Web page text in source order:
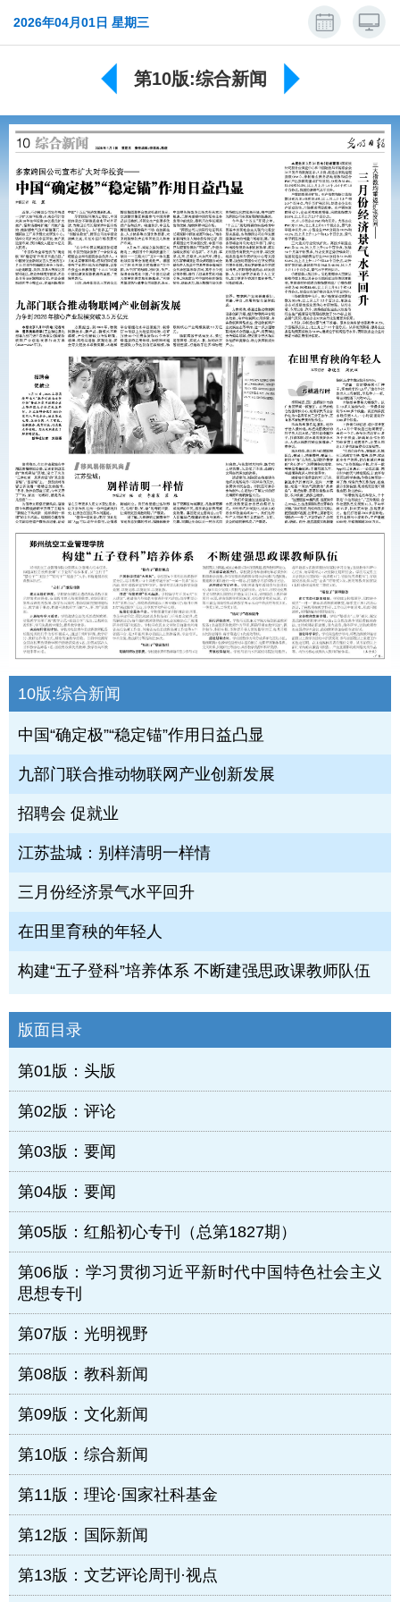
2026年04月01日 星期三
第10版:综合新闻
10版:综合新闻
中国“确定极”“稳定锚”作用日益凸显
九部门联合推动物联网产业创新发展
招聘会 促就业
江苏盐城：别样清明一样情
三月份经济景气水平回升
在田里育秧的年轻人
构建“五子登科”培养体系 不断建强思政课教师队伍
版面目录
第01版：头版
第02版：评论
第03版：要闻
第04版：要闻
第05版：红船初心专刊（总第1827期）
第06版：学习贯彻习近平新时代中国特色社会主义
思想专刊
第07版：光明视野
第08版：教科新闻
第09版：文化新闻
第10版：综合新闻
第11版：理论·国家社科基金
第12版：国际新闻
第13版：文艺评论周刊·视点